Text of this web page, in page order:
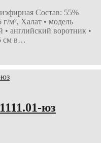
Состав: 55%
м², Халат • модель
• английский воротник •
см в…
юз